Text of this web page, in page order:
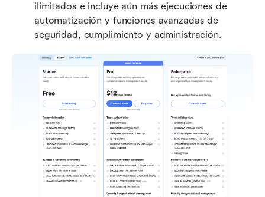
ilimitados e incluye aún más ejecuciones de
automatización y funciones avanzadas de
seguridad, cumplimiento y administración.